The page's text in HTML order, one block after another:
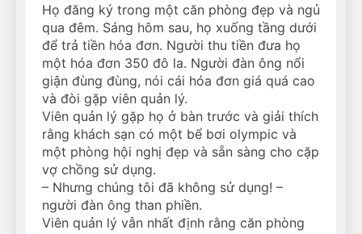
Họ đăng ký trong một căn phòng đẹp và ngủ
qua đêm. Sáng hôm sau, họ xuống tầng dưới
để trả tiền hóa đơn. Người thu tiền đưa họ
một hóa đơn 350 đô la. Người đàn ông nổi
giận đùng đùng, nói cái hóa đơn giá quá cao
và đòi gặp viên quản lý.
Viên quản lý gặp họ ở bàn trước và giải thích
rằng khách sạn có một bể bơi olympic và
một phòng hội nghị đẹp và sẵn sàng cho cặp
vợ chồng sử dụng.
– Nhưng chúng tôi đã không sử dụng! –
người đàn ông than phiền.
Viên quản lý vẫn nhất định rằng căn phòng